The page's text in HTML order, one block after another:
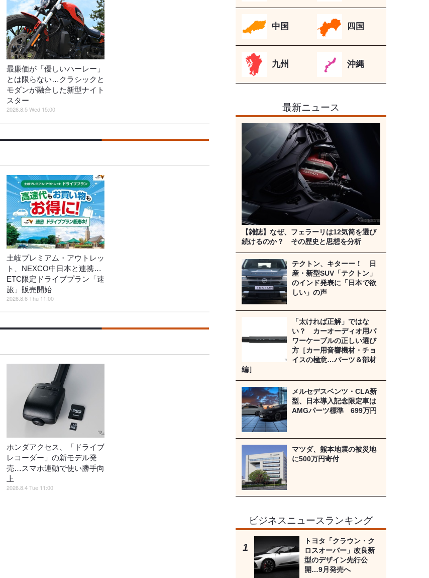
最廉価が「優しいハーレー」
とは限らない…クラシックと
モダンが融合した新型ナイト
スター
2026.8.5 Wed 15:00
土岐プレミアム・アウトレッ
ト、NEXCO中日本と連携…
ETC限定ドライブプラン「速
旅」販売開始
2026.8.6 Thu 11:00
ホンダアクセス、「ドライブ
レコーダー」の新モデル発
売…スマホ連動で使い勝手向
上
2026.8.4 Tue 11:00
中国 四国
九州 沖縄
最新ニュース
【雑誌】なぜ、フェラーリは12気筒を選び
続けるのか？ その歴史と思想を分析
テクトン、キターー！ 日
産・新型SUV「テクトン」
のインド発表に「日本で欲
しい」の声
「太ければ正解」ではな
い？ カーオーディオ用パ
ワーケーブルの正しい選び
方［カー用音響機材・チョ
イスの極意…パーツ＆部材
編］
メルセデスベンツ・CLA新
型、日本導入記念限定車は
AMGパーツ標準 699万円
マツダ、熊本地震の被災地
に500万円寄付
ビジネスニュースランキング
トヨタ「クラウン・ク
ロスオーバー」改良新
型のデザイン先行公
開…9月発売へ